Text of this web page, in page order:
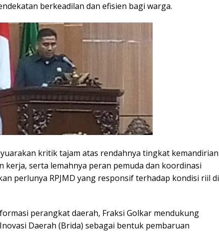
berkeadilan dan efisien bagi warga.
kritik tajam atas rendahnya tingkat kemandirian
kerja, serta lemahnya peran pemuda dan koordinasi
perlunya RPJMD yang responsif terhadap kondisi riil di
perangkat daerah, Fraksi Golkar mendukung
Daerah (Brida) sebagai bentuk pembaruan